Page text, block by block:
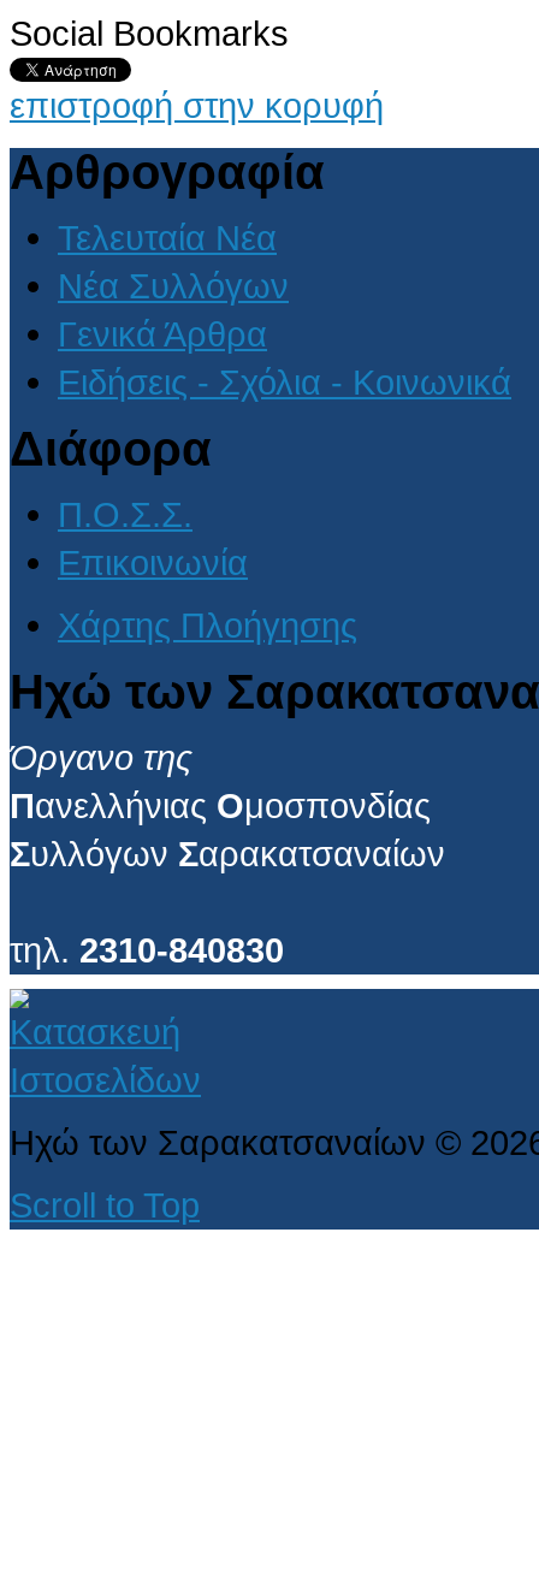
Social Bookmarks
επιστροφή στην κορυφή
Αρθρογραφία
Τελευταία Νέα
Νέα Συλλόγων
Γενικά Άρθρα
Ειδήσεις - Σχόλια - Κοινωνικά
Διάφορα
Π.Ο.Σ.Σ.
Επικοινωνία
Χάρτης Πλοήγησης
Ηχώ των
Όργανο της
Πανελλήνιας Ομοσπονδίας
Συλλόγων Σαρακατσαναίων
τηλ. 2310-840830
Ηχώ των Σαρακατσαναίων ©
Scroll to Top